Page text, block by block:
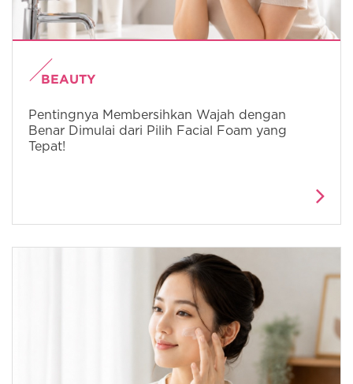
BEAUTY
Pentingnya Membersihkan Wajah dengan
Benar Dimulai dari Pilih Facial Foam yang
Tepat!